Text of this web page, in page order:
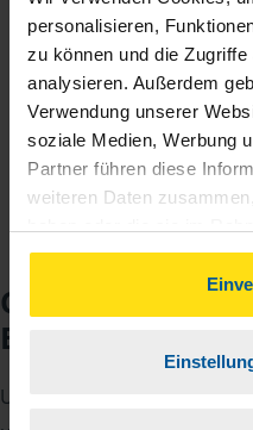
personalisieren,
zu können und die
analysieren. Außerdem
Verwendung unserer
soziale Medien, Werbung
Partner führen diese
weiteren Daten
gesammelt haben. Indem
können Sie der
unserer
Fairer Beitrag
Sie zahlen für alle
jährlichen
Jahreseinnahmen
Checkliste für
Um Ihre Steuererklärung